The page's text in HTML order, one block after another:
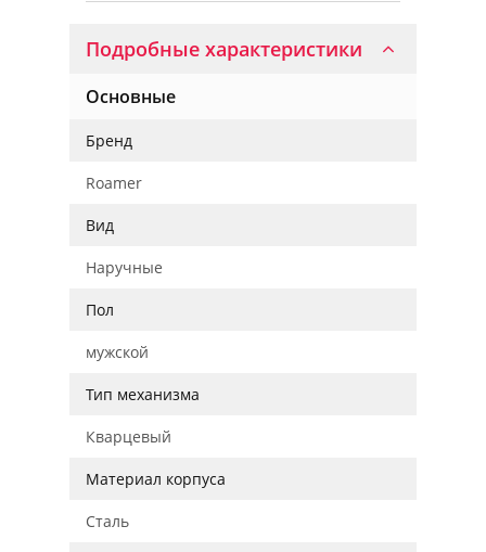
Подробные характеристики
Основные
Бренд
Roamer
Вид
Наручные
Пол
мужской
Тип механизма
Кварцевый
Материал корпуса
Сталь